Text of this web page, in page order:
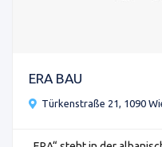
ERA BAU
Türkenstraße 21, 1090